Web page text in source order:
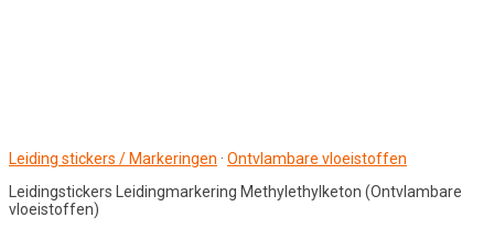
Leiding stickers / Markeringen · Ontvlambare vloeistoffen
Leidingstickers Leidingmarkering Methylethylketon (Ontvlambare
vloeistoffen)